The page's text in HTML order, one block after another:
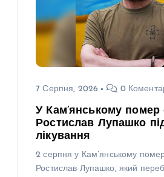
7 Серпня, 2026 0
У Кам’янському помер
Ростислав Лупашко
лікування
2 серпня у Кам’янському
Ростислав Лупашко, який